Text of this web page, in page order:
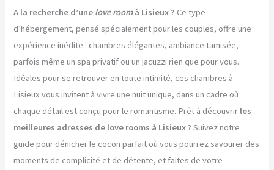
A la recherche d’une love roomà Lisieux ? Ce type
d’hébergement, pensé spécialement pour les couples, offre une
expérience inédite : chambres élégantes, ambiance tamisée,
parfois même un spa privatif ou un jacuzzi rien que pour vous.
Idéales pour se retrouver en toute intimité, ces chambres à
Lisieux vous invitent à vivre une nuit unique, dans un cadre où
chaque détail est conçu pour le romantisme. Prêt à découvrir les
meilleures adresses de love rooms à Lisieux? Suivez notre
guide pour dénicher le cocon parfait où vous pourrez savourer des
moments de complicité et de détente, et faites de votre